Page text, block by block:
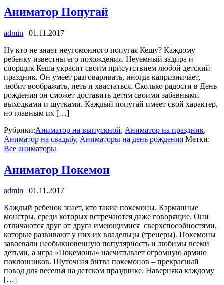
Аниматор Попугай
admin | 01.11.2017
Ну кто не знает неугомонного попугая Кешу? Каждому
ребенку известны его похождения. Неуемный задира и
спорщик Кеша украсит своим присутствием любой детский
праздник. Он умеет разговаривать, иногда капризничает,
любит воображать, петь и хвастаться. Сколько радости в День
рождения он сможет доставить детям своими забавными
выходками и шутками. Каждый попугай имеет свой характер,
но главным их […]
Рубрики:Аниматор на выпускной, Аниматор на праздник,
Аниматор на свадьбу, Аниматоры на день рождения Метки:
Все аниматоры
Аниматор Покемон
admin
01.11.2017
Каждый ребенок знает, кто такие покемоны. Карманные
монстры, среди которых встречаются даже говорящие. Они
отличаются друг от друга имеющимися сверхспособностями,
которые развивают у них их владельцы (тренеры). Покемоны
завоевали необыкновенную популярность и любимы всеми
детьми, а игра «Покемоны» насчитывает огромную армию
поклонников. Шуточная битва покемонов – прекрасный
повод для веселья на детском празднике. Наверняка каждому
[…]